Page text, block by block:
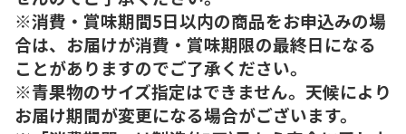
※消費・賞味期間5日以内の商品をお申込みの場
合は、お届けが消費・賞味期限の最終日になる
ことがありますのでご了承ください。
※青果物のサイズ指定はできません。天候により
お届け期間が変更になる場合がございます。